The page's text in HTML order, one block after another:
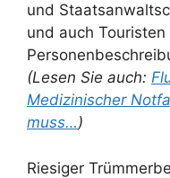
und
und auch
(Lesen Sie auch:
Medizinischer
muss…)
Riesiger